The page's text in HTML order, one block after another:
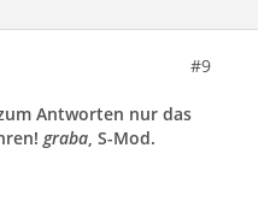
#9
Antworten nur das
graba, S-Mod.